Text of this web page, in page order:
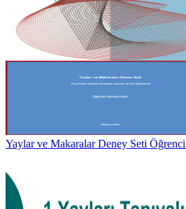
Yaylar ve Makaralar Deney Seti